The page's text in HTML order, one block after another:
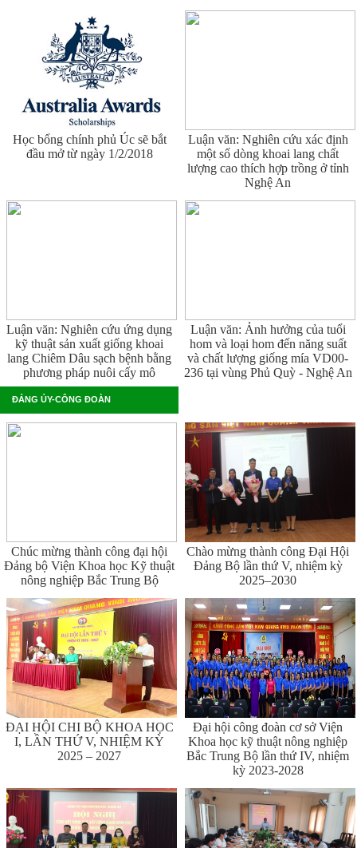
Học bổng chính phủ Úc sẽ bắt
đầu mở từ ngày 1/2/2018
Luận văn: Nghiên cứu xác định
một số dòng khoai lang chất
lượng cao thích hợp trồng ở tỉnh
Nghệ An
Luận văn: Nghiên cứu ứng dụng
kỹ thuật sản xuất giống khoai
lang Chiêm Dâu sạch bệnh bằng
phương pháp nuôi cấy mô
Luận văn: Ảnh hưởng của tuổi
hom và loại hom đến năng suất
và chất lượng giống mía VD00-
236 tại vùng Phủ Quỳ - Nghệ An
ĐẢNG ỦY-CÔNG ĐOÀN
Chúc mừng thành công đại hội
Đảng bộ Viện Khoa học Kỹ thuật
nông nghiệp Bắc Trung Bộ
Chào mừng thành công Đại Hội
Đảng Bộ lần thứ V, nhiệm kỳ
2025–2030
ĐẠI HỘI CHI BỘ KHOA HỌC
I, LẦN THỨ V, NHIỆM KỲ
2025 – 2027
Đại hội công đoàn cơ sở Viện
Khoa học kỹ thuật nông nghiệp
Bắc Trung Bộ lần thứ IV, nhiệm
kỳ 2023-2028